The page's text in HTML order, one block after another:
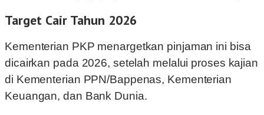
Target Cair Tahun 2026
Kementerian PKP menargetkan pinjaman ini bisa
dicairkan pada 2026, setelah melalui proses kajian
di Kementerian PPN/Bappenas, Kementerian
Keuangan, dan Bank Dunia.